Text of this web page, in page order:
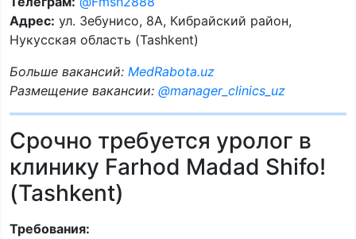
Адрес: ул. Зебунисо, 8A, Кибрайский район,
Нукусская область (Tashkent)
Больше вакансий: MedRabota.uz
Размещение вакансии: @manager_clinics_uz
Срочно требуется уролог в
клинику Farhod Madad Shifo!
(Tashkent)
Требования: